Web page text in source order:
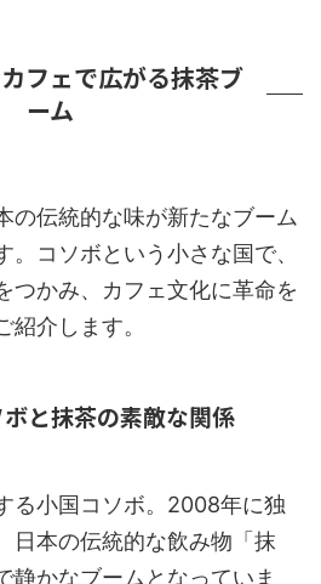
フェで広がる抹茶ブ
ーム
の伝統的な味が新たなブーム
。コソボという小さな国で、
つかみ、カフェ文化に革命を
紹介します。
と抹茶の素敵な関係
る小国コソボ。2008年に独
日本の伝統的な飲み物「抹
静かなブームとなっていま